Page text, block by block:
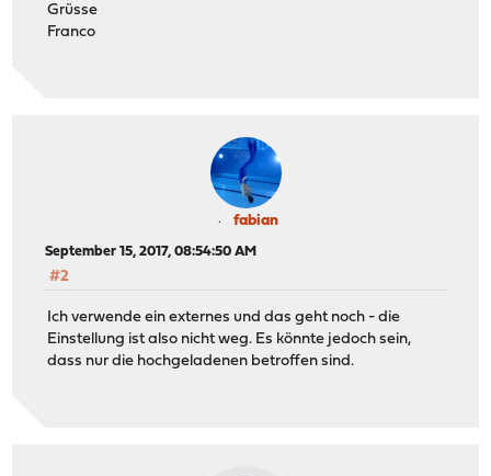
Grüsse
Franco
fabian
September 15, 2017, 08:54:50 AM
#2
Ich verwende ein externes und das geht noch - die
Einstellung ist also nicht weg. Es könnte jedoch sein,
dass nur die hochgeladenen betroffen sind.